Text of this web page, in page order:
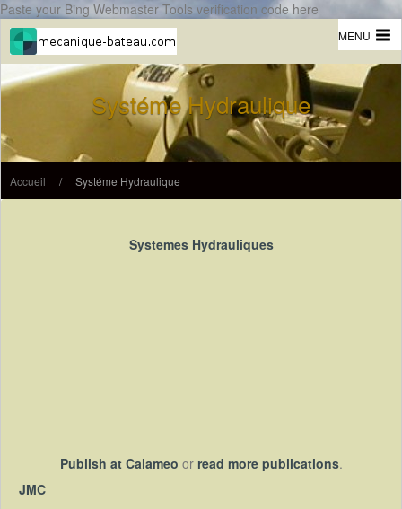
Paste your Bing Webmaster Tools verification code here
MENU
Systéme Hydraulique
Accueil / Systéme Hydraulique
Systemes Hydrauliques
Publish at Calameo or read more publications.
JMC